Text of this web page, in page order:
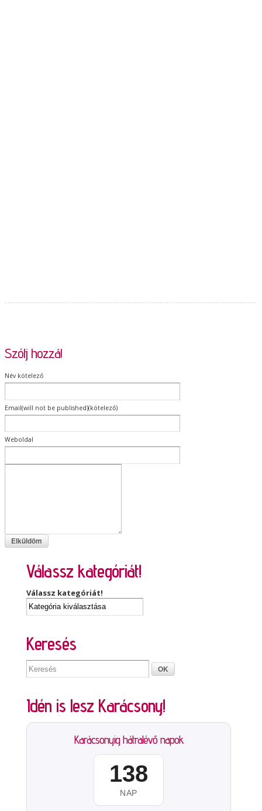
Szólj hozzá!
Név kötelező
Email(will not be published)(kötelező)
Weboldal
Válassz kategóriát!
Válassz kategóriát!
Keresés
Idén is lesz Karácsony!
Karácsonyig hátralévő napok
138
NAP